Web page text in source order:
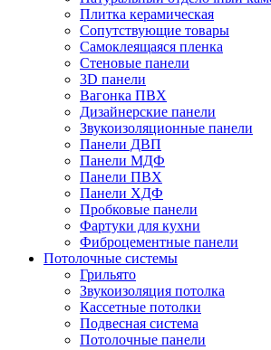
Плитка керамическая
Сопутствующие товары
Самоклеящаяся пленка
Стеновые панели
3D панели
Вагонка ПВХ
Дизайнерские панели
Звукоизоляционные панели
Панели ДВП
Панели МДФ
Панели ПВХ
Панели ХДФ
Пробковые панели
Фартуки для кухни
Фиброцементные панели
Потолочные системы
Грильято
Звукоизоляция потолка
Кассетные потолки
Подвесная система
Потолочные панели